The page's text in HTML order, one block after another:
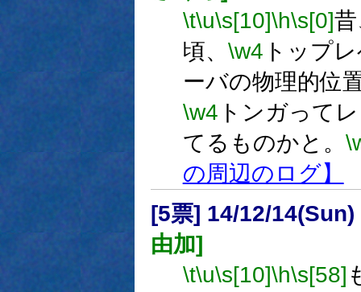
\t\u\s[10]\h\s[0]
頃、 \w4 トップ
ーバの物理的位
\w4 トンガって
てるものかと。
の周辺のログ】
[5票] 14/12/
由加]
\t\u\s[10]\h\s[58]